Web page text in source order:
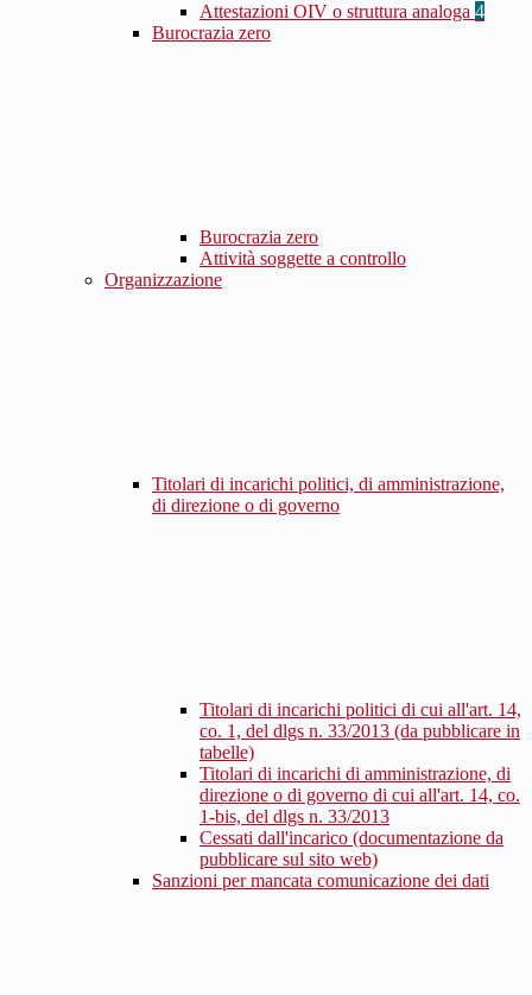
Attestazioni OIV o struttura analoga 4
Burocrazia zero
Burocrazia zero
Attività soggette a controllo
Organizzazione
Titolari di incarichi politici, di amministrazione,
di direzione o di governo
Titolari di incarichi politici di cui all'art. 14,
co. 1, del dlgs n. 33/2013 (da pubblicare in
tabelle)
Titolari di incarichi di amministrazione, di
direzione o di governo di cui all'art. 14, co.
1-bis, del dlgs n. 33/2013
Cessati dall'incarico (documentazione da
pubblicare sul sito web)
Sanzioni per mancata comunicazione dei dati